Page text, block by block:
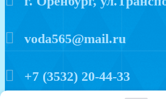
voda565@mail.ru
+7 (3532) 20-44-33